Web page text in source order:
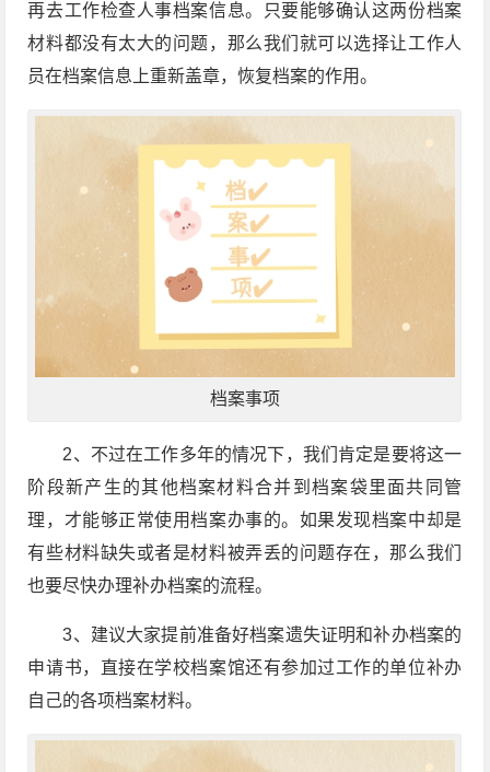
再去工作检查人事档案信息。只要能够确认这两份档案
材料都没有太大的问题，那么我们就可以选择让工作人
员在档案信息上重新盖章，恢复档案的作用。
档案事项
2、不过在工作多年的情况下，我们肯定是要将这一
阶段新产生的其他档案材料合并到档案袋里面共同管
理，才能够正常使用档案办事的。如果发现档案中却是
有些材料缺失或者是材料被弄丢的问题存在，那么我们
也要尽快办理补办档案的流程。
3、建议大家提前准备好档案遗失证明和补办档案的
申请书，直接在学校档案馆还有参加过工作的单位补办
自己的各项档案材料。